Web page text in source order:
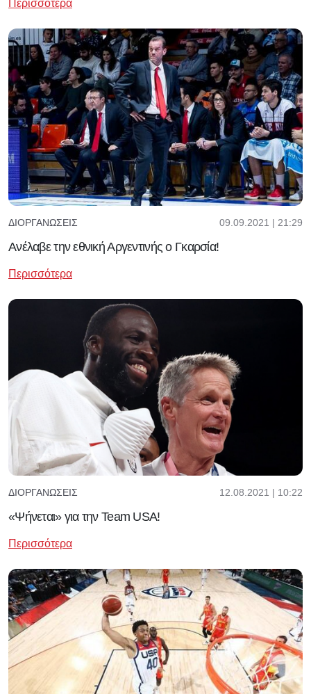
Περισσότερα
ΔΙΟΡΓΑΝΏΣΕΙΣ 09.09.2021 | 21:29
Ανέλαβε την εθνική Αργεντινής ο Γκαρσία!
Περισσότερα
ΔΙΟΡΓΑΝΏΣΕΙΣ 12.08.2021 | 10:22
«Ψήνεται» για την Team USA!
Περισσότερα